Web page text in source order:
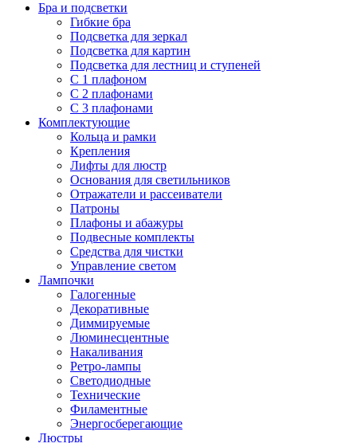
Бра и подсветки
Гибкие бра
Подсветка для зеркал
Подсветка для картин
Подсветка для лестниц и ступеней
С 1 плафоном
С 2 плафонами
С 3 плафонами
Комплектующие
Кольца и рамки
Крепления
Лифты для люстр
Основания для светильников
Отражатели и рассеиватели
Патроны
Плафоны и абажуры
Подвесные комплекты
Средства для чистки
Управление светом
Лампочки
Галогенные
Декоративные
Диммируемые
Люминесцентные
Накаливания
Ретро-лампы
Светодиодные
Технические
Филаментные
Энергосберегающие
Люстры